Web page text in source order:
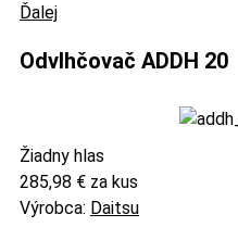
Ďalej
Odvlhčovač ADDH 20
Žiadny hlas
285,98 € za kus
Výrobca: Daitsu